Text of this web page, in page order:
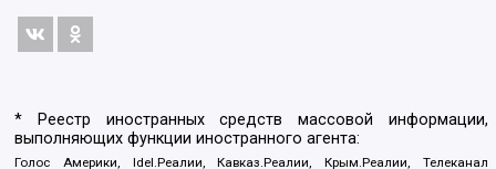
* Реестр иностранных средств массовой информации,
выполняющих функции иностранного агента:
Голос Америки, Idel.Реалии, Кавказ.Реалии, Крым.Реалии, Телеканал